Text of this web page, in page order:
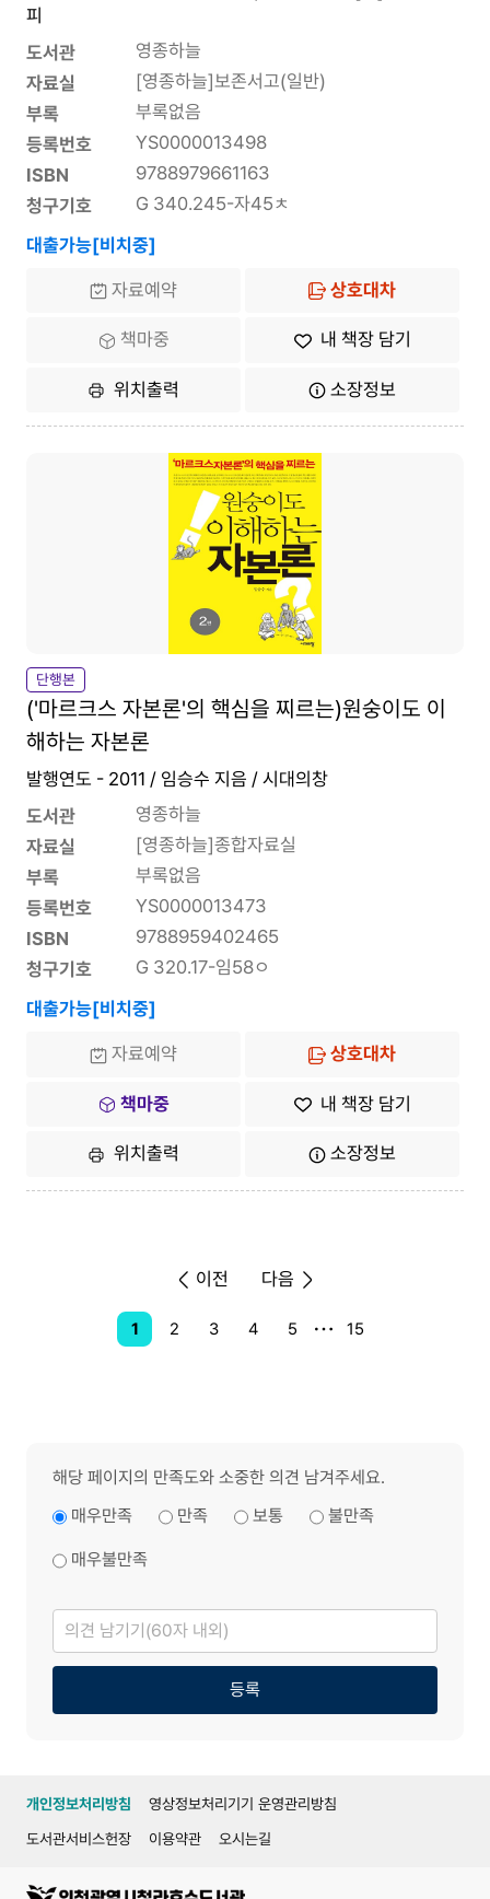
피
도서관
영종하늘
자료실
[영종하늘]보존서고(일반)
부록
부록없음
등록번호
YS0000013498
ISBN
9788979661163
청구기호
G 340.245-자45ㅊ
대출가능[비치중]
자료예약 상호대차
책마중 내 책장 담기
위치출력 소장정보
단행본
('마르크스 자본론'의 핵심을 찌르는)원숭이도 이
해하는 자본론
발행연도 - 2011 / 임승수 지음 / 시대의창
도서관
영종하늘
자료실
[영종하늘]종합자료실
부록
부록없음
등록번호
YS0000013473
ISBN
9788959402465
청구기호
G 320.17-임58ㅇ
대출가능[비치중]
자료예약 상호대차
책마중 내 책장 담기
위치출력 소장정보
이전
1 2 3 4 5 15
다음
해당 페이지의 만족도와 소중한 의견 남겨주세요.
매우만족
만족 보통 불만족
매우불만족
의
견
남
기
등록
개인정보처리방침
영상정보처리기기 운영관리방침
도서관서비스헌장
이용약관 오시는길